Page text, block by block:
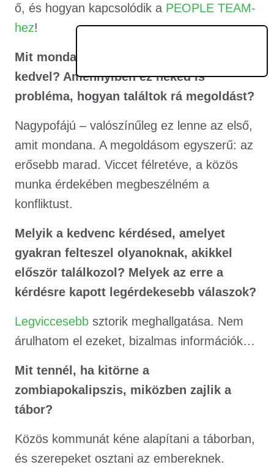
ő, és hogyan kapcsolódik a PEOPLE TEAM-
hez!
Mit mondana rólad valaki, aki nem
kedvel? Amennyiben ez neked is
probléma, hogyan találtok rá megoldást?
Nagypofájú – valószínűleg ez lenne az első,
amit mondana. A megoldásom egyszerű: az
erősebb marad. Viccet félretéve, a közös
munka érdekében megbeszélném a
konfliktust.
Melyik a kedvenc kérdésed, amelyet
gyakran felteszel olyanoknak, akikkel
először találkozol? Melyek az erre a
kérdésre kapott legérdekesebb válaszok?
Legviccesebb sztorik meghallgatása. Nem
árulhatom el ezeket, bizalmas információk…
Mit tennél, ha kitörne a
zombiapokalipszis, miközben zajlik a
tábor?
Közös kommunát kéne alapítani a táborban,
és szerepeket osztani az embereknek.